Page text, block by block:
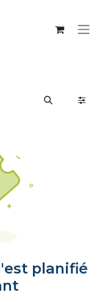
planifié